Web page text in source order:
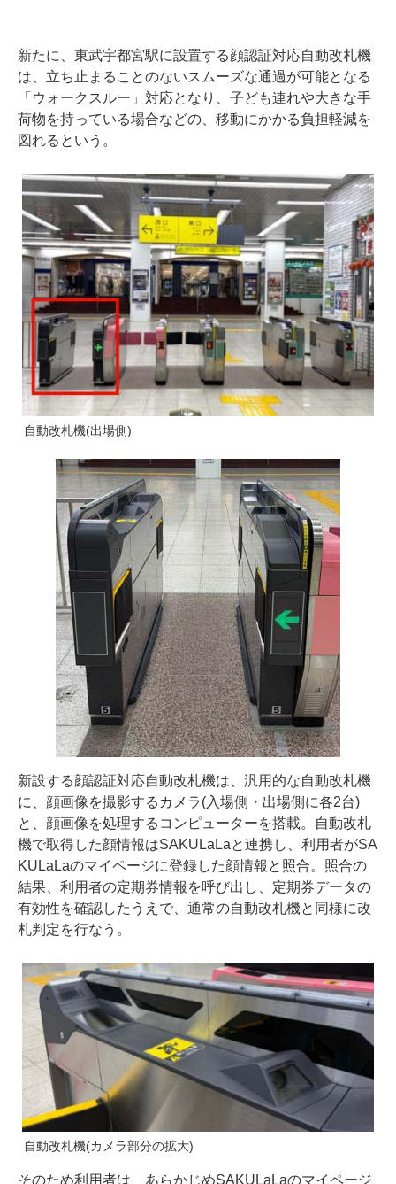
新たに、東武宇都宮駅に設置する顔認証対応自動改札機
は、立ち止まることのないスムーズな通過が可能となる
「ウォークスルー」対応となり、子ども連れや大きな手
荷物を持っている場合などの、移動にかかる負担軽減を
図れるという。
自動改札機(出場側)
新設する顔認証対応自動改札機は、汎用的な自動改札機
に、顔画像を撮影するカメラ(入場側・出場側に各2台)
と、顔画像を処理するコンピューターを搭載。自動改札
機で取得した顔情報はSAKULaLaと連携し、利用者がSA
KULaLaのマイページに登録した顔情報と照合。照合の
結果、利用者の定期券情報を呼び出し、定期券データの
有効性を確認したうえで、通常の自動改札機と同様に改
札判定を行なう。
自動改札機(カメラ部分の拡大)
そのため利用者は、あらかじめSAKULaLaのマイページ